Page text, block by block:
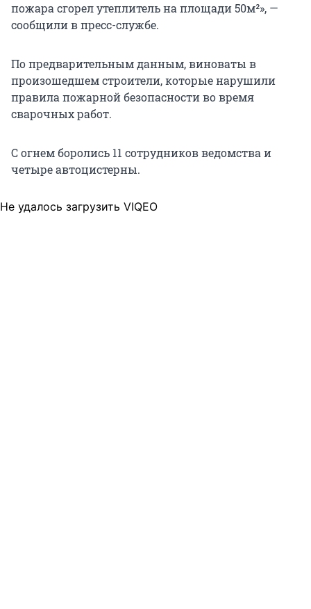
пожара сгорел утеплитель на площади 50м²», —
сообщили в пресс-службе.
По предварительным данным, виноваты в
произошедшем строители, которые нарушили
правила пожарной безопасности во время
сварочных работ.
С огнем боролись 11 сотрудников ведомства и
четыре автоцистерны.
Не удалось загрузить VIQEO